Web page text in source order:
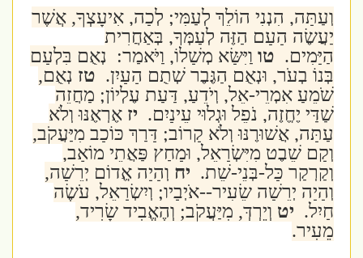
וְעַתָּה, הִנְנִי הוֹלֵךְ לְעַמִּי; לְכָה, אִיעָצְךָ, אֲשֶׁר
יַעֲשֶׂה הָעָם הַזֶּה לְעַמְּךָ, בְּאַחֲרִית
הַיָּמִים.טווַיִּשָּׂא מְשָׁלוֹ, וַיֹּאמַר: נְאֻם בִּלְעָם
בְּנוֹ בְעֹר, וּנְאֻם הַגֶּבֶר שְׁתֻם הָעָיִן.טזנְאֻם,
שֹׁמֵעַ אִמְרֵי-אֵל, וְיֹדֵעַ, דַּעַת עֶלְיוֹן; מַחֲזֵה
שַׁדַּי יֶחֱזֶה, נֹפֵל וּגְלוּי עֵינָיִם.יז אֶרְאֶנּוּ וְלֹא
עַתָּה, אֲשׁוּרֶנּוּ וְלֹא קָרוֹב; דָּרַךְ כּוֹכָב מִיַּעֲקֹב,
וְקָם שֵׁבֶט מִיִּשְׂרָאֵל, וּמָחַץ פַּאֲתֵי מוֹאָב,
וְקַרְקַר כָּל-בְּנֵי-שֵׁת.יחוְהָיָה אֱדוֹם יְרֵשָׁה,
וְהָיָה יְרֵשָׁה שֵׂעִיר--אֹיְבָיו; וְיִשְׂרָאֵל, עֹשֶׂה
חָיִל.יטוְיֵרְדְּ, מִיַּעֲקֹב; וְהֶאֱבִיד שָׂרִיד,
מֵעִיר.